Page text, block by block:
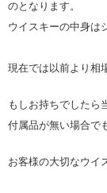
のとなります。
ウイスキーの中身は
現在では以前より相
もしお持ちでしたら
付属品が無い場合で
お客様の大切なウイ